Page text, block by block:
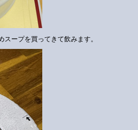
ープを買ってきて飲みます。